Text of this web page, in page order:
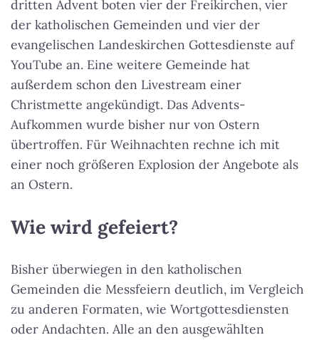
dritten Advent boten vier der Freikirchen, vier
der katholischen Gemeinden und vier der
evangelischen Landeskirchen Gottesdienste auf
YouTube an. Eine weitere Gemeinde hat
außerdem schon den Livestream einer
Christmette angekündigt. Das Advents-
Aufkommen wurde bisher nur von Ostern
übertroffen. Für Weihnachten rechne ich mit
einer noch größeren Explosion der Angebote als
an Ostern.
Wie wird gefeiert?
Bisher überwiegen in den katholischen
Gemeinden die Messfeiern deutlich, im Vergleich
zu anderen Formaten, wie Wortgottesdiensten
oder Andachten. Alle an den ausgewählten